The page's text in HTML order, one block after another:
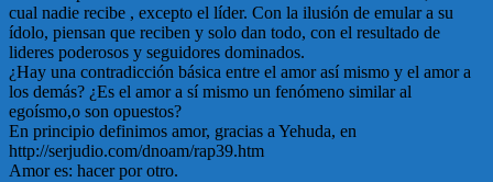
cual nadie recibe , excepto el líder. Con la ilusión de emular a su
ídolo, piensan que reciben y solo dan todo, con el resultado de
lideres poderosos y seguidores dominados.
¿Hay una contradicción básica entre el amor así mismo y el amor a
los demás? ¿Es el amor a sí mismo un fenómeno similar al
egoísmo,o son opuestos?
En principio definimos amor, gracias a Yehuda, en
http://serjudio.com/dnoam/rap39.htm
Amor es: hacer por otro.